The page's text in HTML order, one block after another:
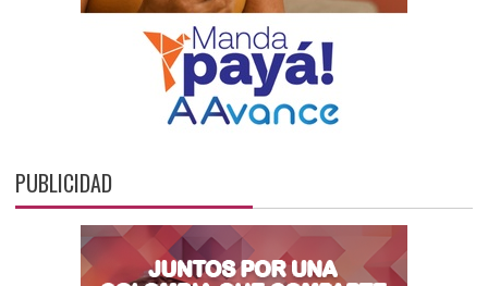
PUBLICIDAD